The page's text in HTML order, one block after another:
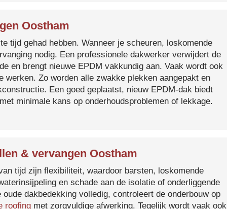
Oostham
tijd gehad hebben. Wanneer je scheuren, loskomende
nodig. Een professionele dakwerker verwijdert de
en brengt nieuwe EPDM vakkundig aan. Vaak wordt ook
werken. Zo worden alle zwakke plekken aangepakt en
Een goed geplaatst, nieuw EPDM-dak biedt
minimale kans op onderhoudsproblemen of lekkage.
& vervangen Oostham
tijd zijn flexibiliteit, waardoor barsten, loskomende
en schade aan de isolatie of onderliggende
dakbedekking volledig, controleert de onderbouw op
roofing met zorgvuldige afwerking. Tegelijk wordt vaak ook